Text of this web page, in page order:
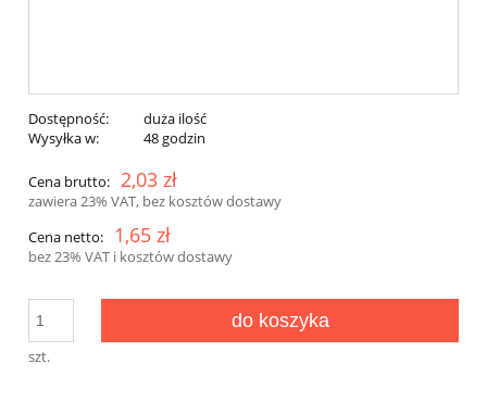
Dostępność:
duża ilość
Wysyłka w:
48 godzin
Cena brutto: 2,03 zł
zawiera 23% VAT, bez kosztów dostawy
Cena netto:
1,65 zł
bez 23% VAT i kosztów dostawy
szt.
do koszyka